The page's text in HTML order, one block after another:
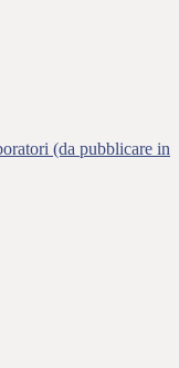
(da pubblicare in